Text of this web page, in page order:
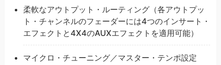
柔軟なアウトプット・ルーティング（各アウトプッ
ト・チャンネルのフェーダーには4つのインサート・
エフェクトと4X4のAUXエフェクトを適用可能）
マイクロ・チューニング／マスター・テンポ設定